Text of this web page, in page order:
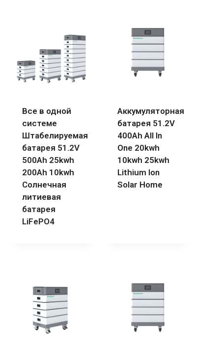
Все в одной
системе
Штабелируемая
батарея 51.2V
500Ah 25kwh
200Ah 10kwh
Солнечная
литиевая
батарея
LiFePO4
Аккумуляторная
батарея 51.2V
400Ah All In
One 20kwh
10kwh 25kwh
Lithium Ion
Solar Home